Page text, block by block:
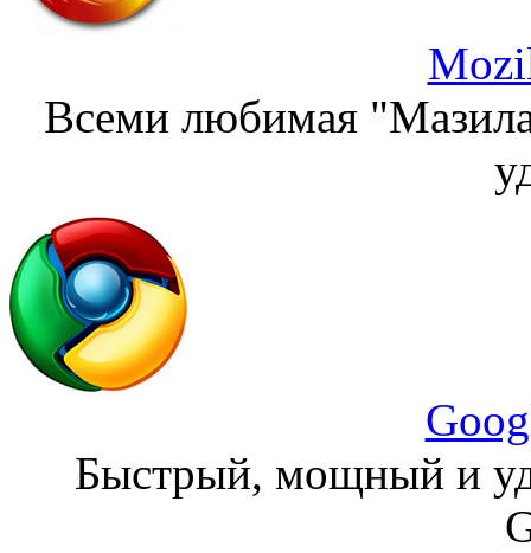
Всеми любимая
Быстрый, мощный и